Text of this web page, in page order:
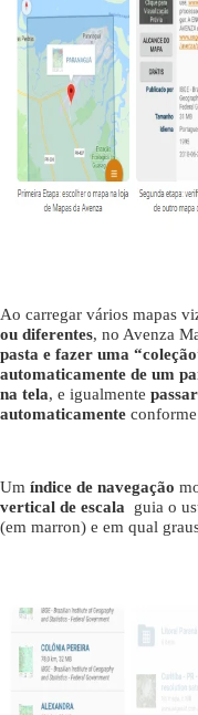
Ao carregar vários mapas
ou diferentes, no Avenza
pasta e fazer uma
automaticamente de um
na tela, e igualmente
automaticamente
Um índice de navegação
vertical de escala guia o
(em marron) e em qual